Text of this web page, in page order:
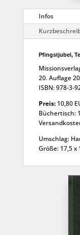
Infos
Pfingstjubel,
20. Auflage
ISBN: 978-3-
Preis:10,80
Büchertisch:
Umschlag:
Größe: 17,5 x